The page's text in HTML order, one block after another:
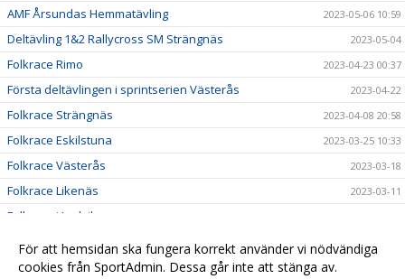
AMF Årsundas Hemmatävling 2023-05-06 10:59
Deltävling 1&2 Rallycross SM Strängnäs 2023-05-04
Folkrace Rimo 2023-04-23 00:37
Första deltävlingen i sprintserien Västerås 2023-04-22
Folkrace Strängnäs 2023-04-08 20:58
Folkrace Eskilstuna 2023-03-25 10:33
Folkrace Västerås 2023-03-18
Folkrace Likenäs 2023-03-11
Folkrace i Ludvika
Till alla våra medlemmar 2023-01-05 16:19
Resultat Lumekfestivalen 2022 2022-11-25 18:45
För att hemsidan ska fungera korrekt använder vi nödvändiga
cookies från SportAdmin. Dessa går inte att stänga av.